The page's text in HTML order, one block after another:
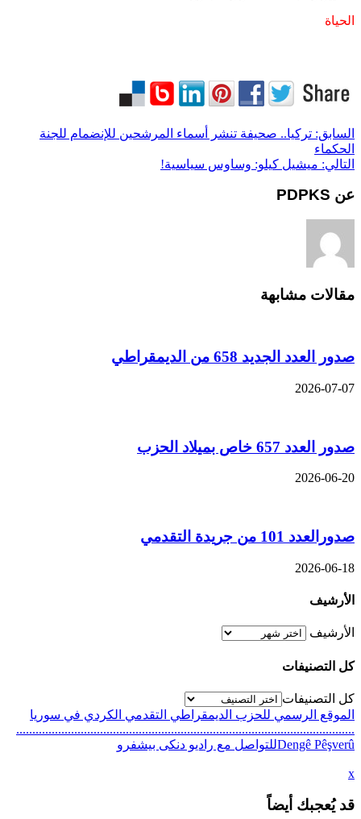
الحياة
السابق: تركيا.. صحيفة تنشر أسماء المرشحين للإنضمام للجنة
الحكماء
التالي: ميشيل كيلو: وساوس سياسية!
عن PDPKS
مقالات مشابهة
صدور العدد الجديد 658 من الديمقراطي
2026-07-07
صدور العدد 657 خاص بميلاد الحزب
2026-06-20
صدورالعدد 101 من جريدة التقدمي
2026-06-18
الأرشيف
الأرشيف
كل التصنيفات
كل التصنيفات
الموقع الرسمي للحزب الديمقراطي التقدمي الكردي في سوريا
.........................................................................................................
Dengê Pêşverûللتواصل مع راديو دنكى بيشفرو
x